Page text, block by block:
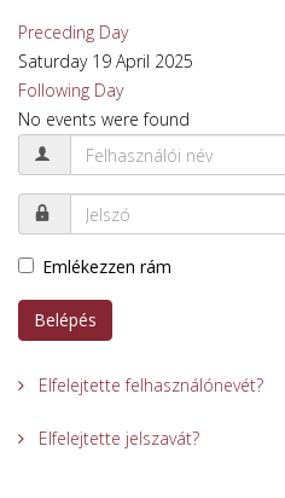
Preceding Day
Saturday 19 April 2025
Following Day
No events were found
Emlékezzen rám
Belépés
Elfelejtette felhasználónevét?
Elfelejtette jelszavát?